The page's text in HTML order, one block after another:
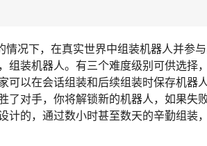
况下，在真实世界中组装机器人并参
装机器人。有三个难度级别可供选择
以在会话组装和后续组装时保存机器
对手，你将解锁新的机器人，如果失
的，通过数小时甚至数天的辛勤组装